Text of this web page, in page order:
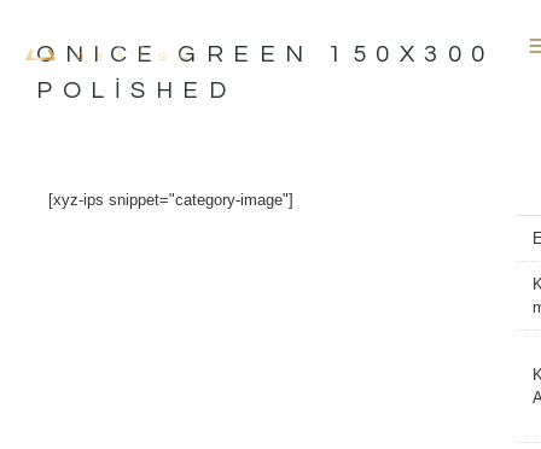
ONICE GREEN 150X300
POLISHED
[xyz-ips snippet="category-image"]